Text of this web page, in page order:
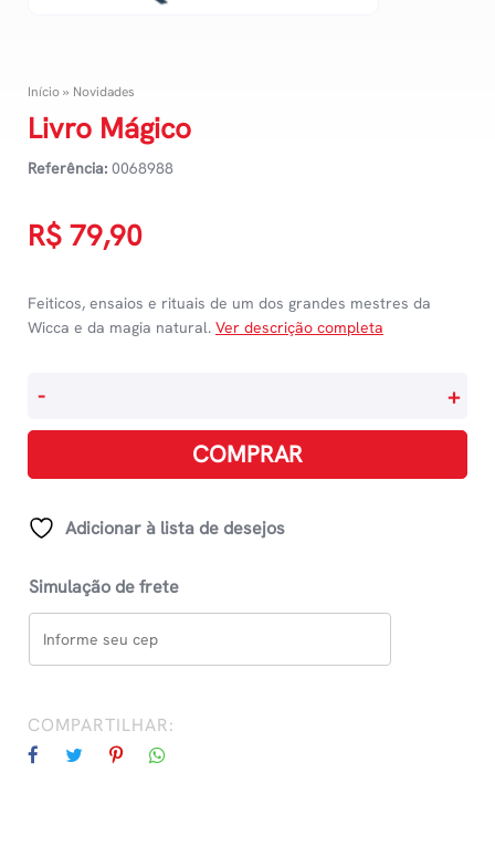
Início» Novidades
Livro Mágico
Referência: 0068988
R$ 79,90
Feiticos, ensaios e rituais de um dos grandes mestres da
Wicca e da magia natural. Ver descrição completa
quantidade
- +
COMPRAR
Adicionar à lista de desejos
Simulação de frete
COMPARTILHAR: